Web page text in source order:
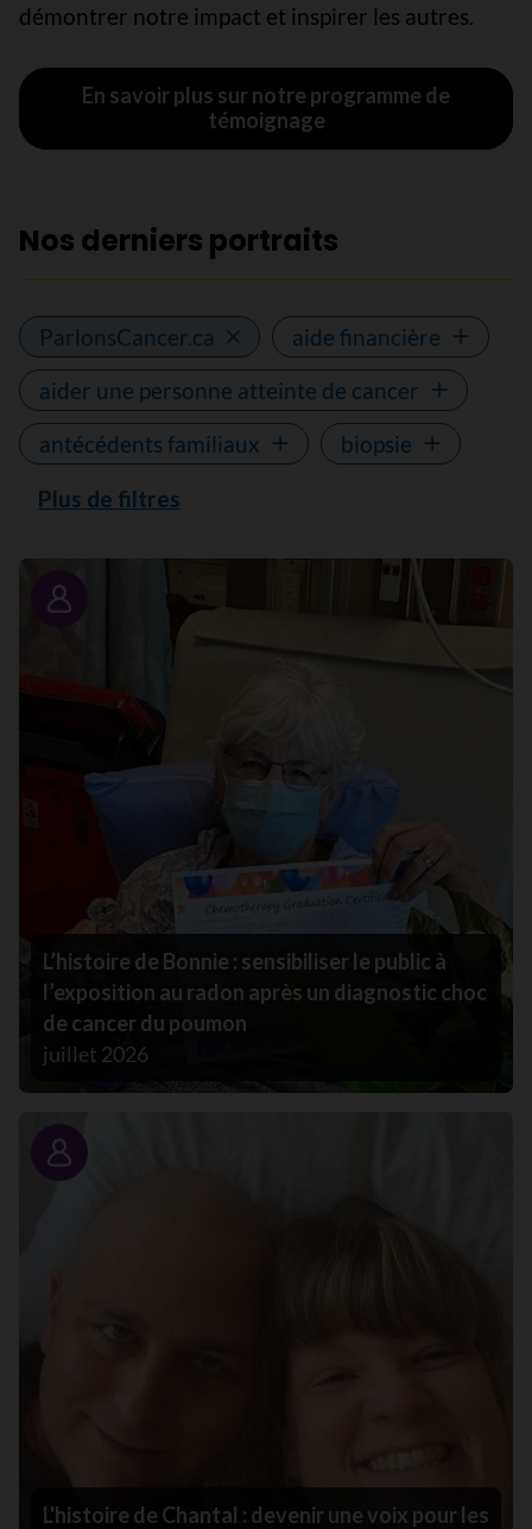
démontrer notre impact et inspirer les autres.
En savoir plus sur notre programme de
témoignage
Nos derniers portraits
ParlonsCancer.ca
aide financière
aider une personne atteinte de cancer
antécédents familiaux
biopsie
Plus de filtres
Portrait
L’histoire de Bonnie : sensibiliser le public à
l’exposition au radon après un diagnostic choc
de cancer du poumon
juillet 2026
Portrait
L'histoire de Chantal : devenir une voix pour les